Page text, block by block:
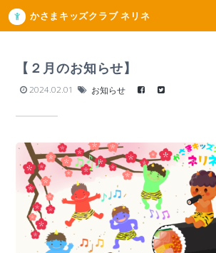
かさまキッズクラブ ネリネ
【２月のお知らせ】
2024.02.01 お知らせ